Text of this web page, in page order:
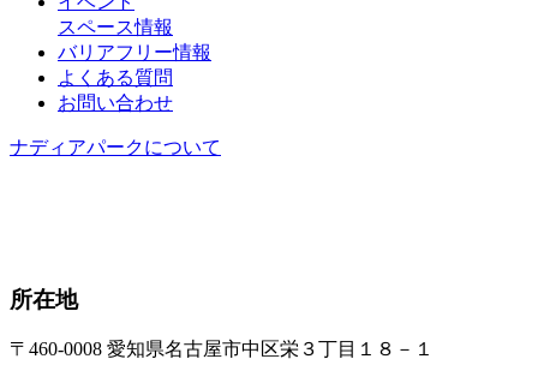
スペース情報
バリアフリー情報
よくある質問
お問い合わせ
ナディアパークについて
所在地
〒460-0008 愛知県名古屋市中区栄３丁目１８－１